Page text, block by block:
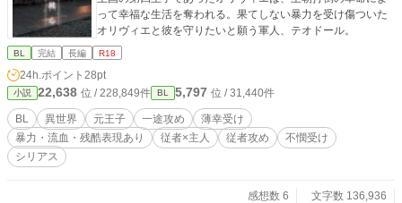
って幸福な生活を奪われる。果てしない暴力を受け傷ついた
オリヴィエと彼を守りたいと願う軍人、テオドール。
BL 完結 長編 R18
24h.ポイント 28pt
小説 22,638 位 / 228,849件 BL 5,797 位 / 31,440件
BL 異世界 元王子 一途攻め
薄幸受け
暴力・流血・残酷表現あり
従者×主人 従者攻め
不憫受け
シリアス
感想数 6
文字数 136,936